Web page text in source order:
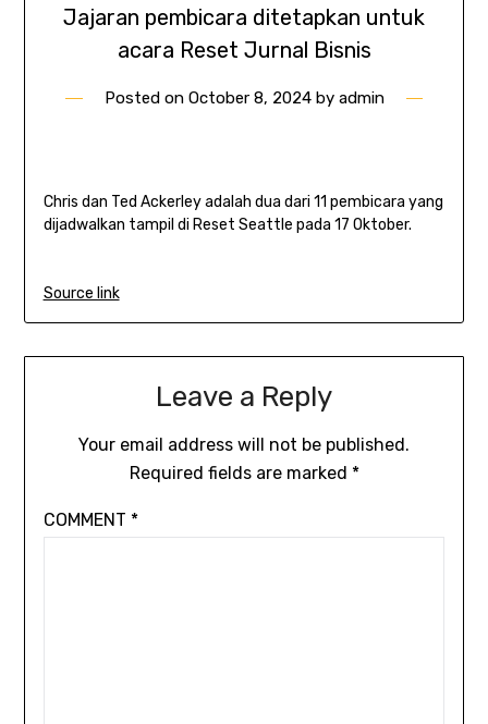
Jajaran pembicara ditetapkan untuk
acara Reset Jurnal Bisnis
Posted on October 8, 2024by admin
Chris dan Ted Ackerley adalah dua dari 11 pembicara yang
dijadwalkan tampil di Reset Seattle pada 17 Oktober.
Source link
Leave a Reply
Your email address will not be published.
Required fields are marked *
COMMENT *